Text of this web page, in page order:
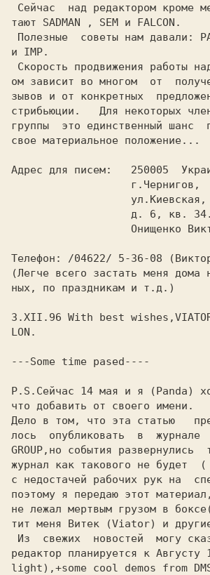
тают SADMAN , SEM и FALCON.
и IMP.
ом зависит во многом  от
зывов и от конкретных
стрибьюции.   Для некоторых
группы  это единственный шанс
свое материальное положение...
Адрес для писем:   250005
Телефон: /04622/ 5-36-08
(Легче всего застать меня дома
ных, по праздникам и т.д.)
3.XII.96 With best
LON.
---Some time pased----
P.S.Сейчас 14 мая и я (Panda)
что добавить от своего имени.
Дело в том, что эта статью
лось  опубликовать  в  журнале
GROUP,но события развернулись
журнал как такового не будет
с недостачей рабочих рук на
поэтому я передаю этот
не лежал мертвым грузом в
тит меня Витек (Viator) и
редактор планируется к Августу
light),+some cool demos from